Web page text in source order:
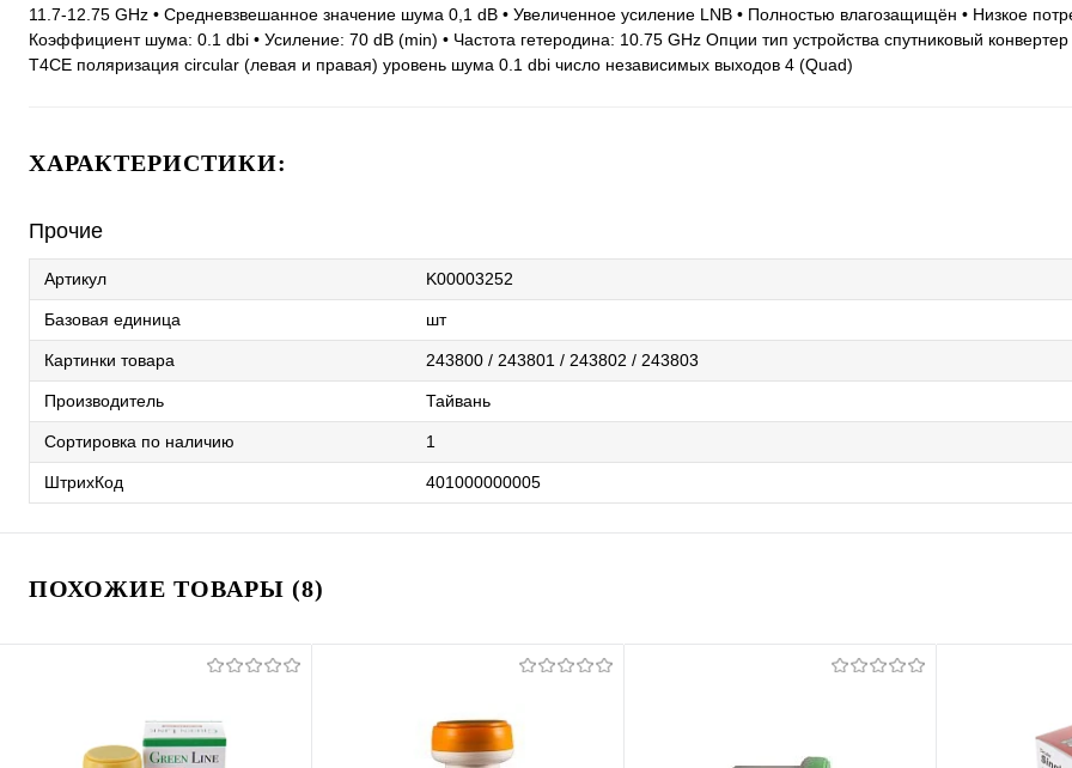
11.7-12.75 GHz • Средневзвешанное значение шума 0,1 dB • Увеличенное усиление LNB • Полностью влагозащищён • Низкое
Коэффициент шума: 0.1 dbi • Усиление: 70 dB (min) • Частота гетеродина: 10.75 GHz Опции тип устройства спутниковый
T4CE поляризация circular (левая и правая) уровень шума 0.1 dbi число независимых выходов 4 (Quad)
ХАРАКТЕРИСТИКИ:
Прочие
Артикул K00003252
Базовая единица шт
Картинки товара 243800 / 243801 / 243802 / 243803
Производитель Тайвань
Сортировка по наличию 1
ШтрихКод 401000000005
ПОХОЖИЕ ТОВАРЫ (8)